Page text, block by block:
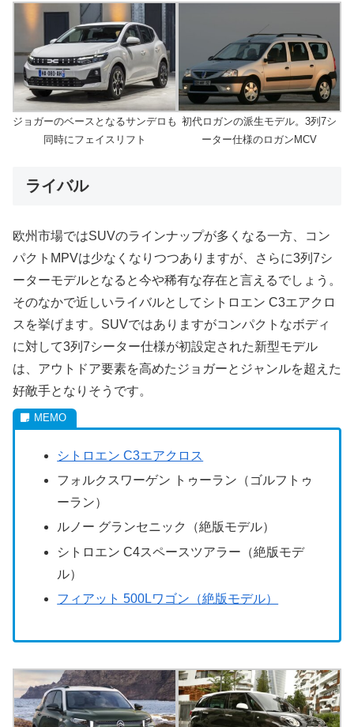
ジョガーのベースとなるサンデロも
同時にフェイスリフト
初代ロガンの派生モデル。3列7シ
ーター仕様のロガンMCV
ライバル
欧州市場ではSUVのラインナップが多くなる一方、コン
パクトMPVは少なくなりつつありますが、さらに3列7シ
ーターモデルとなると今や稀有な存在と言えるでしょう。
そのなかで近しいライバルとしてシトロエン C3エアクロ
スを挙げます。SUVではありますがコンパクトなボディ
に対して3列7シーター仕様が初設定された新型モデル
は、アウトドア要素を高めたジョガーとジャンルを超えた
好敵手となりそうです。
シトロエン C3エアクロス
フォルクスワーゲン トゥーラン（ゴルフトゥ
ーラン）
ルノー グランセニック（絶版モデル）
シトロエン C4スペースツアラー（絶版モデ
ル）
フィアット 500Lワゴン（絶版モデル）